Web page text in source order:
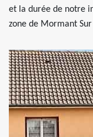
et la durée de notre
zone de Mormant